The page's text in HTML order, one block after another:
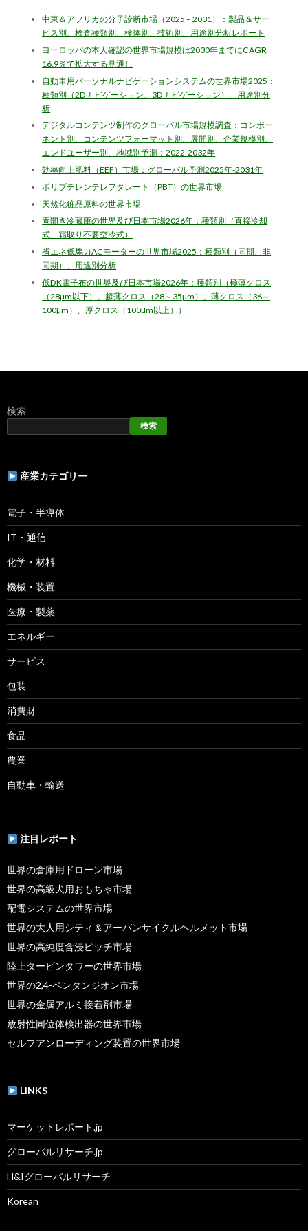
中東＆アフリカの分子診断市場（2025 – 2031）：製品＆サー
ビス別、検査種類別、検体別、技術別、用途別分析レポート
ヨーロッパの本人確認の世界市場規模は2030年までにCAGR
16.9％で拡大する見通し
自動車用パーソナルナビゲーションシステムの世界市場2025：
種類別（2Dナビゲーション、3Dナビゲーション）、用途別分
析
デジタルコンテンツ制作のグローバル市場規模調査：コンポー
ネント別、コンテンツフォーマット別、展開別、企業規模別、
エンドユーザー別、地域別予測：2022-2032年
効率向上肥料（EEF）市場：グローバル予測2025年-2031年
ポリブチレンテレフタレート（PBT）の世界市場
天然化粧品原料の世界市場
両開き冷蔵庫の世界及び日本市場2026年：種類別（直接冷却
式、霜取り不要空冷式）
省エネ低馬力ACモーターの世界市場2025：種類別（同期、非
同期）、用途別分析
低DK電子布の世界及び日本市場2026年：種類別（極薄クロス
（28μm以下）、超薄クロス（28～35μm）、薄クロス（36～
100μm）、厚クロス（100μm以上））
検索
検索
産業カテゴリー
電子・半導体
IT・通信
化学・材料
機械・装置
医療・製薬
エネルギー
サービス
包装
消費財
食品
農業
自動車・輸送
注目レポート
世界の倉庫用ドローン市場
世界の高級犬用おもちゃ市場
配電システムの世界市場
世界の大人用シティ＆アーバンサイクルヘルメット市場
世界の高純度含浸ピッチ市場
陸上タービンタワーの世界市場
世界の2,4-ペンタンジオン市場
世界の金属アルミ接着剤市場
放射性同位体検出器の世界市場
セルフアンローディング装置の世界市場
LINKS
マーケットレポート.jp
グローバルリサーチ.jp
H&Iグローバルリサーチ
Korean